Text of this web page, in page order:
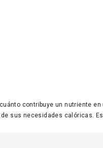
contribuye un nutriente
sus necesidades calóricas.